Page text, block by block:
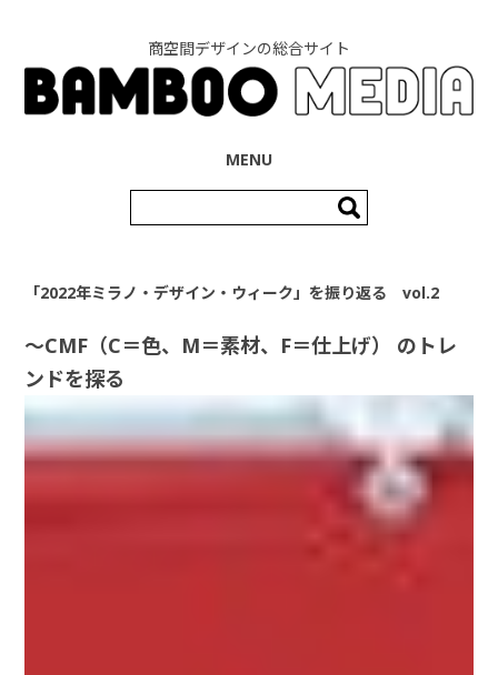
商空間デザインの総合サイト
MENU
索:
「2022年ミラノ・デザイン・ウィーク」を振り返る vol.2
〜CMF（C＝色、M＝素材、F＝仕上げ） のトレ
ンドを探る